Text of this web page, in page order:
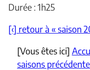
Durée : 1h25
[‹] retour à « saison
[Vous êtes ici]
saisons